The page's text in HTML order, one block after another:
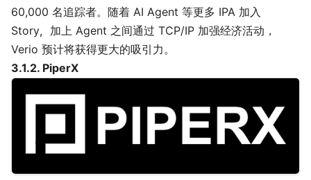
60,000 名追踪者。随着 AI Agent 等更多 IPA 加入
Story，加上 Agent 之间通过 TCP/IP 加强经济活动，
Verio 预计将获得更大的吸引力。
3.1.2. PiperX